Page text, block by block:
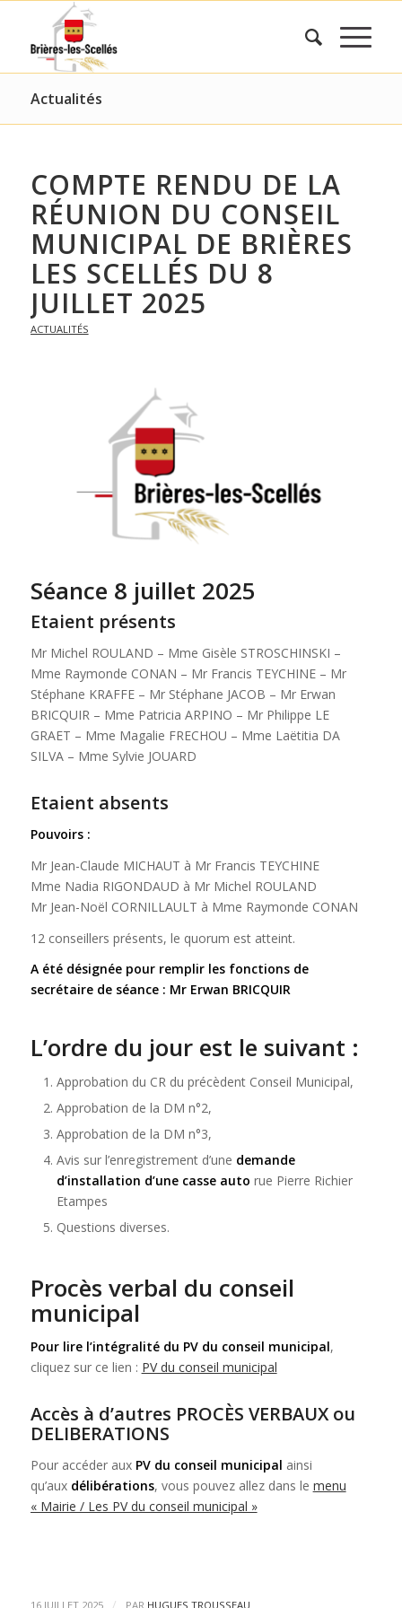
Actualités
COMPTE RENDU DE LA
RÉUNION DU CONSEIL
MUNICIPAL DE BRIÈRES
LES SCELLÉS DU 8
JUILLET 2025
ACTUALITÉS
Séance 8 juillet 2025
Etaient présents
Mr Michel ROULAND – Mme Gisèle STROSCHINSKI –
Mme Raymonde CONAN – Mr Francis TEYCHINE – Mr
Stéphane KRAFFE – Mr Stéphane JACOB – Mr Erwan
BRICQUIR – Mme Patricia ARPINO – Mr Philippe LE
GRAET – Mme Magalie FRECHOU – Mme Laëtitia DA
SILVA – Mme Sylvie JOUARD
Etaient absents
Pouvoirs :
Mr Jean-Claude MICHAUT à Mr Francis TEYCHINE
Mme Nadia RIGONDAUD à Mr Michel ROULAND
Mr Jean-Noël CORNILLAULT à Mme Raymonde CONAN
12 conseillers présents, le quorum est atteint.
A été désignée pour remplir les fonctions de
secrétaire de séance : Mr Erwan BRICQUIR
L’ordre du jour est le suivant :
Approbation du CR du précèdent Conseil Municipal,
Approbation de la DM n°2,
Approbation de la DM n°3,
Avis sur l’enregistrement d’une demande
d’installation d’une casse auto rue Pierre Richier
Etampes
Questions diverses.
Procès verbal du conseil
municipal
Pour lire l’intégralité du PV du conseil municipal,
cliquez sur ce lien : PV du conseil municipal
Accès à d’autres PROCÈS VERBAUX ou
DELIBERATIONS
Pour accéder aux PV du conseil municipal ainsi
qu’aux délibérations, vous pouvez allez dans le menu
« Mairie / Les PV du conseil municipal »
16 JUILLET 2025 / PAR HUGUES TROUSSEAU